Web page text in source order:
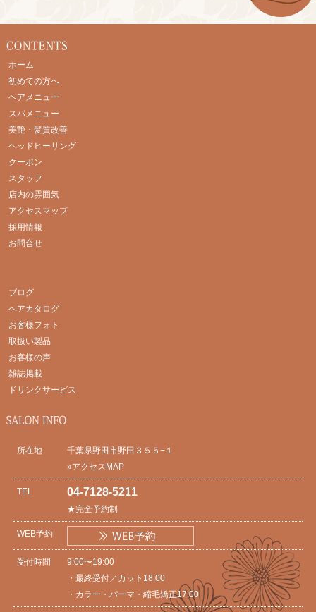
ホーム
初めての方へ
ヘアメニュー
スパメニュー
美艶・髪質改善
ヘッドヒーリング
クーポン
スタッフ
店内の雰囲気
アクセスマップ
採用情報
お問合せ
ブログ
ヘアカタログ
お客様フォト
取扱い製品
お客様の声
雑誌掲載
ドリンクサービス
所在地
千葉県野田市野田３５５−１
»アクセスMAP
TEL 04-7128-5211
★完全予約制
WEB予約
受付時間
9:00〜19:00
・最終受付／カット18:00
・カラー・パーマ・縮毛矯正17:00